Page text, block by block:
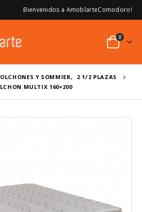
Bienvenidos a AmoblarteComodoro!
0
Y SOMMIER,
2 1/2 PLAZAS
MULTIX 160×200